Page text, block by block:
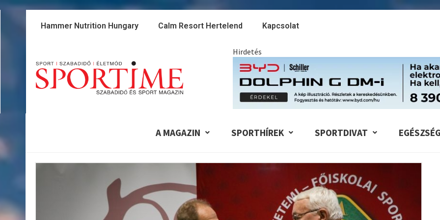
Skip
Hammer Nutrition Hungary Calm Resort Hertelend Kapcsolat
Hirdetés
A MAGAZIN SPORTHÍREK SPORTDIVAT EGÉSZSÉG